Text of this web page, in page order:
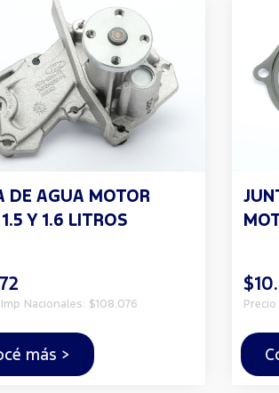
DE AGUA MOTOR
Y 1.6 LITROS
Nacionales: $108.076
más >